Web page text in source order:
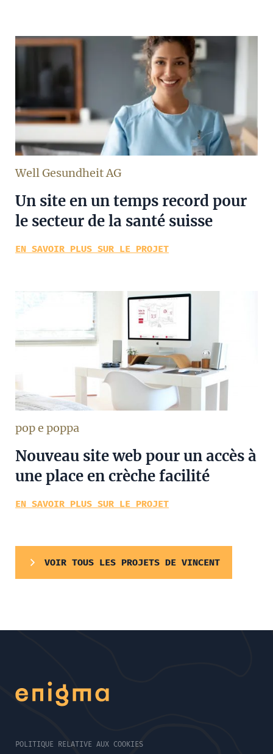
Well Gesundheit AG
Un site en un temps record pour
le secteur de la santé suisse
EN SAVOIR PLUS SUR LE PROJET
pop e poppa
Nouveau site web pour un accès à
une place en crèche facilité
EN SAVOIR PLUS SUR LE PROJET
VOIR TOUS LES PROJETS DE VINCENT
POLITIQUE RELATIVE AUX COOKIES